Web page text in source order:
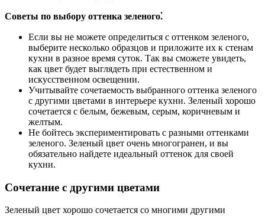
Советы по выбору оттенка зеленого⁚
Если вы не можете определиться с оттенком зеленого,
выберите несколько образцов и приложите их к стенам
кухни в разное время суток. Так вы сможете увидеть,
как цвет будет выглядеть при естественном и
искусственном освещении.
Учитывайте сочетаемость выбранного оттенка зеленого
с другими цветами в интерьере кухни. Зеленый хорошо
сочетается с белым, бежевым, серым, коричневым и
желтым.
Не бойтесь экспериментировать с разными оттенками
зеленого. Зеленый цвет очень многогранен, и вы
обязательно найдете идеальный оттенок для своей
кухни.
Сочетание с другими цветами
Зеленый цвет хорошо сочетается со многими другими